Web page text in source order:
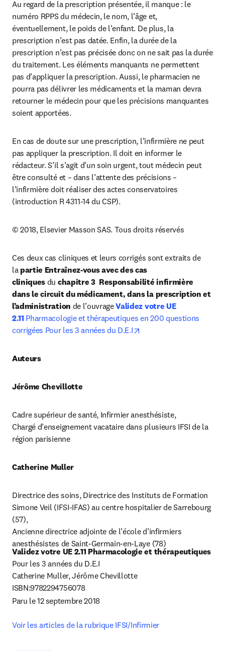
Au regard de la prescription présentée, il manque : le
numéro RPPS du médecin, le nom, l’âge et,
éventuellement, le poids de l’enfant. De plus, la
prescription n’est pas datée. Enfin, la durée de la
prescription n’est pas précisée donc on ne sait pas la durée
du traitement. Les éléments manquants ne permettent
pas d’appliquer la prescription. Aussi, le pharmacien ne
pourra pas délivrer les médicaments et la maman devra
retourner le médecin pour que les précisions manquantes
soient apportées.
En cas de doute sur une prescription, l’infirmière ne peut
pas appliquer la prescription. Il doit en informer le
rédacteur. S’il s’agit d’un soin urgent, tout médecin peut
être consulté et – dans l’attente des précisions –
l’infirmière doit réaliser des actes conservatoires
(introduction R 4311-14 du CSP).
© 2018, Elsevier Masson SAS. Tous droits réservés
Ces deux cas cliniques et leurs corrigés sont extraits de
la partie Entraînez-vous avec des cas
cliniques du chapitre 3  Responsabilité infirmière
dans le circuit du médicament, dans la prescription et
l’administration de l’ouvrage Validez votre UE
2.11 Pharmacologie et thérapeutiques en 200 questions
corrigées Pour les 3 années du D.E.I
Auteurs
Jérôme Chevillotte
Cadre supérieur de santé, Infirmier anesthésiste,
Chargé d’enseignement vacataire dans plusieurs IFSI de la
région parisienne
Catherine Muller
Directrice des soins, Directrice des Instituts de Formation
Simone Veil (IFSI-IFAS) au centre hospitalier de Sarrebourg
(57),
Ancienne directrice adjointe de l’école d’infirmiers
anesthésistes de Saint-Germain-en-Laye (78)
Validez votre UE 2.11 Pharmacologie et thérapeutiques
Pour les 3 années du D.E.I
Catherine Muller, Jérôme Chevillotte
ISBN:9782294756078
Paru le 12septembre 2018
Voir les articles de la rubrique IFSI/Infirmier